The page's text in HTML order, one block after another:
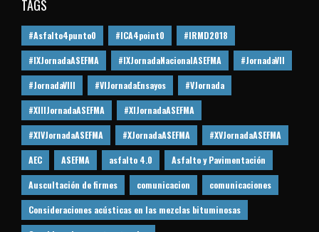
TAGS
#Asfalto4punto0 #ICA4point0 #IRMD2018
#IXJornadaASEFMA #IXJornadaNacionalASEFMA #JornadaVII
#JornadaVIII #VIJornadaEnsayos #VJornada
#XIIIJornadaASEFMA #XIJornadaASEFMA
#XIVJornadaASEFMA #XJornadaASEFMA #XVJornadaASEFMA
AEC ASEFMA asfalto 4.0 Asfalto y Pavimentación
Auscultación de firmes comunicacion comunicaciones
Consideraciones acústicas en las mezclas bituminosas